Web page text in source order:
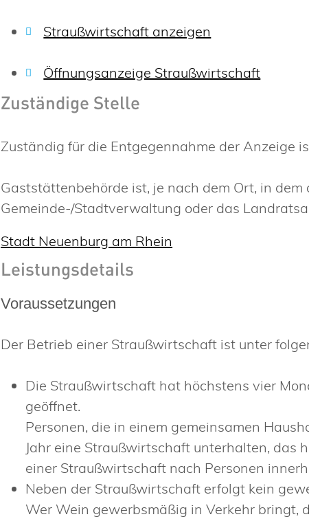
Straußwirtschaft anzeigen
Öffnungsanzeige Straußwirtschaft
Zuständige Stelle
Zuständig für die Entgegennahme der Anzeige
Gaststättenbehörde ist, je nach dem Ort, in
Gemeinde-/Stadtverwaltung oder das
Stadt Neuenburg am Rhein
Leistungsdetails
Voraussetzungen
Der Betrieb einer Straußwirtschaft ist unter
Die Straußwirtschaft hat höchstens vier
geöffnet.
Personen, die in einem gemeinsamen
Jahr eine Straußwirtschaft unterhalten, das
einer Straußwirtschaft nach Personen
Neben der Straußwirtschaft erfolgt kein
Wer Wein gewerbsmäßig in Verkehr bringt,